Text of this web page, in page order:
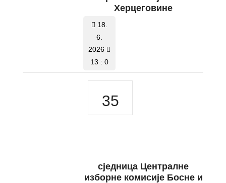
Херцеговине
18.
6.
2026
13 : 0
35
сједница Централне
изборне комисије Босне и